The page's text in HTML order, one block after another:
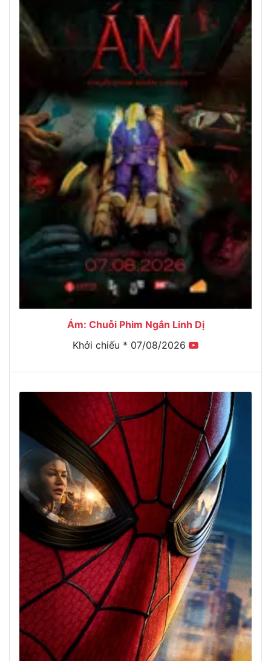
Ám: Chuỗi Phim Ngắn Linh Dị
Khởi chiếu * 07/08/2026